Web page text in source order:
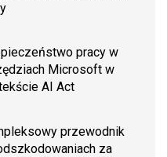
pracy w
Microsoft w
AI Act
przewodnik
za